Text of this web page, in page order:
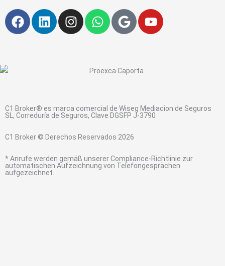
F
a
k
L
i
I
n
m
W
h
a
p
G
o
e
Y
o
C1 Broker® es marca comercial de Wiseg Mediacion de Seguros
SL, Correduría de Seguros, Clave DGSFP J-3790
C1 Broker © Derechos Reservados 2026
* Anrufe werden gemäß unserer Compliance-Richtlinie zur
automatischen Aufzeichnung von Telefongesprächen
aufgezeichnet.